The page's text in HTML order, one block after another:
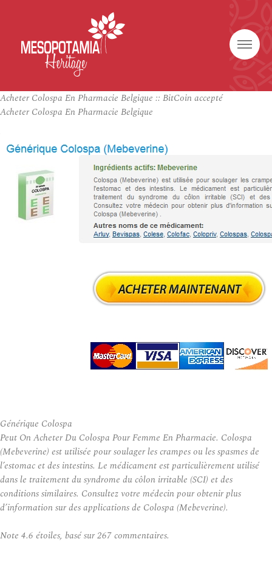
Acheter Colospa En Pharmacie Belgique :: BitCoin accepté
Acheter Colospa En Pharmacie Belgique
Générique Colospa
Peut On Acheter Du Colospa Pour Femme En Pharmacie. Colospa
(Mebeverine) est utilisée pour soulager les crampes ou les spasmes de
l’estomac et des intestins. Le médicament est particulièrement utilisé
dans le traitement du syndrome du côlon irritable (SCI) et des
conditions similaires. Consultez votre médecin pour obtenir plus
d’information sur des applications de Colospa (Mebeverine).
Note 4.6 étoiles, basé sur267commentaires.